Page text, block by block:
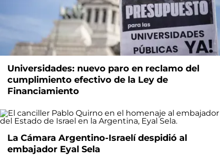
Universidades: nuevo paro en reclamo del
cumplimiento efectivo de la Ley de
Financiamiento
La Cámara Argentino-Israelí despidió al
embajador Eyal Sela